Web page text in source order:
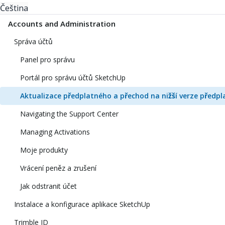
Čeština
Accounts and Administration
Správa účtů
Panel pro správu
Portál pro správu účtů SketchUp
Aktualizace předplatného a přechod na nižší verze
Navigating the Support Center
Managing Activations
Moje produkty
Vrácení peněz a zrušení
Jak odstranit účet
Instalace a konfigurace aplikace SketchUp
Trimble ID